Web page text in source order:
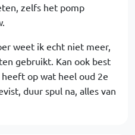
zelfs het pomp
weet ik echt niet meer,
gebruikt. Kan ook best
op wat heel oud 2e
duur spul na, alles van